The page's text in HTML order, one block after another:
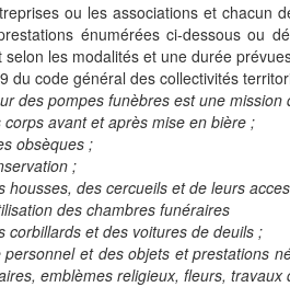
ou les associations et chacun
énumérées ci-dessous ou
selon les modalités et une durée
du code général des collectivités
des pompes funèbres est une
avant et après mise en bière ;
obsèques ;
;
des cercueils et de leurs
des chambres funéraires
et des voitures de deuils ;
et des objets et prestations
emblèmes religieux, fleurs,